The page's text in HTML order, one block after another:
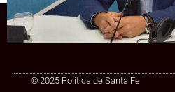
© 2025 Política de Santa Fe